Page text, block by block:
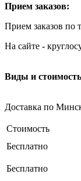
Прием заказов:
Прием заказов по
На сайте -
Виды и
Доставка по
Стоимость
Бесплатно
Бесплатно